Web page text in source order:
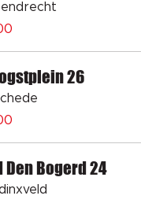
26
Den Bogerd 24